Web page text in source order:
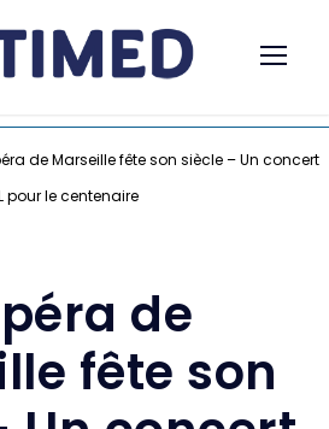
de Marseille fête son siècle – Un concert
pour le centenaire
de
fête son